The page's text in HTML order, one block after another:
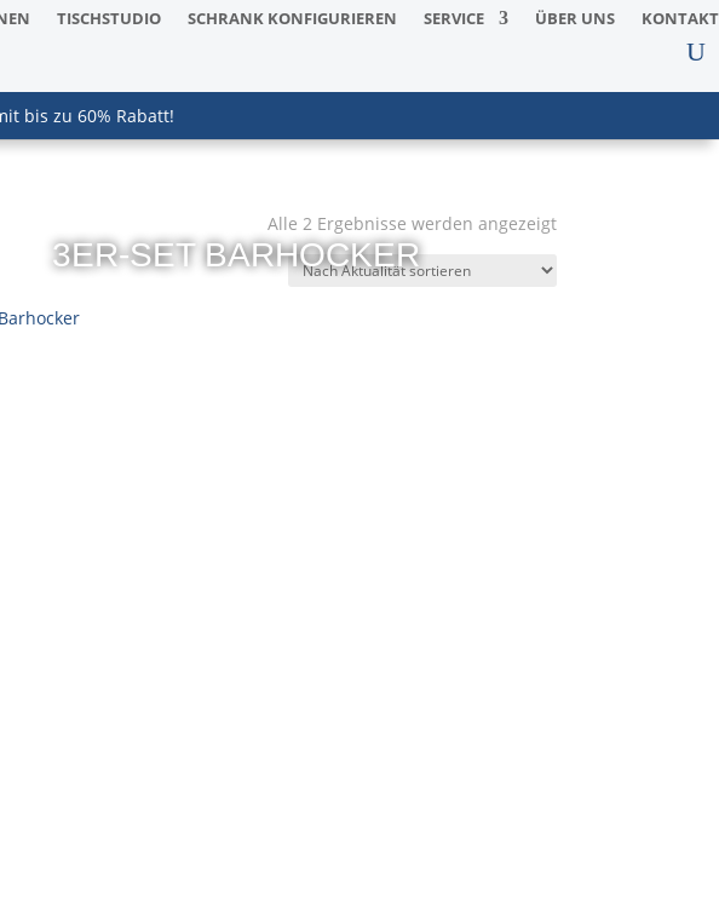
TISCHSTUDIO SCHRANK KONFIGURIEREN SERVICE ÜBER UNS KONTAKT
bis zu 60% Rabatt!
Alle 2 Ergebnisse werden angezeigtNach
3ER-SET BARHOCKER